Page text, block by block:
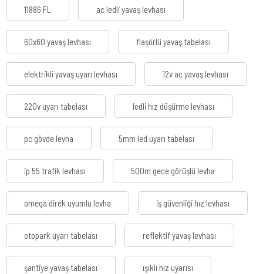
11886 FL ac ledli yavaş levhası
60x60 yavaş levhası flaşörlü yavaş tabelası
elektrikli yavaş uyarı levhası 12v ac yavaş levhası
220v uyarı tabelası ledli hız düşürme levhası
pc gövde levha 5mm led uyarı tabelası
ip 55 trafik levhası 500m gece görüşlü levha
omega direk uyumlu levha iş güvenliği hız levhası
otopark uyarı tabelası reflektif yavaş levhası
şantiye yavaş tabelası ışıklı hız uyarısı